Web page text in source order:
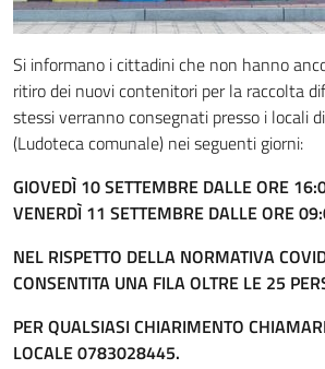
Si informano i cittadini che non hanno
ritiro dei nuovi contenitori per la raccolta
stessi verranno consegnati presso i locali
(Ludoteca comunale) nei seguenti giorni:
GIOVEDÌ 10 SETTEMBRE DALLE ORE
VENERDÌ 11 SETTEMBRE DALLE ORE
NEL RISPETTO DELLA NORMATIVA
CONSENTITA UNA FILA OLTRE LE 25
PER QUALSIASI CHIARIMENTO
LOCALE 0783028445.